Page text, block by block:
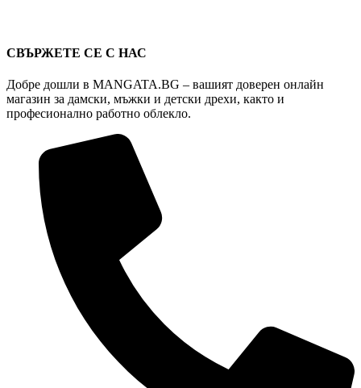
СВЪРЖЕТЕ СЕ С НАС
Добре дошли в MANGATA.BG – вашият доверен онлайн
магазин за дамски, мъжки и детски дрехи, както и
професионално работно облекло.